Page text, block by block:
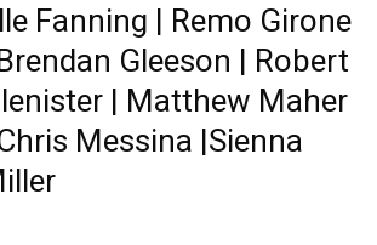
Fanning | Remo Girone
Gleeson | Robert
| Matthew Maher
Messina |Sienna